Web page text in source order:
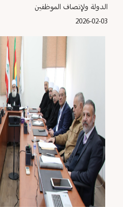
الدولة ولإنصاف الموظفين
2026-02-03